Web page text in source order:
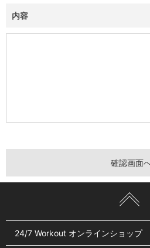
内容
24/7 Workout オンラインショップ